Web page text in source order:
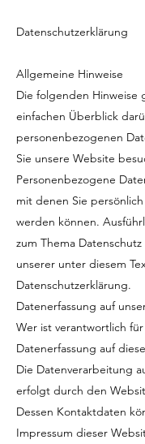
Datenschutzerklärung
Allgemeine Hinweise
Die folgenden Hinweise
einfachen Überblick
personenbezogenen
Sie unsere Website
Personenbezogene
mit denen Sie
werden können.
zum Thema
unserer unter diesem
Datenschutzerklärung.
Datenerfassung auf
Wer ist verantwortlich
Datenerfassung auf
Die Datenverarbeitung
erfolgt durch den
Dessen Kontaktdaten
Impressum dieser